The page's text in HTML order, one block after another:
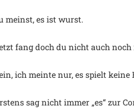
meinst, es ist wurst.
fang doch du nicht auch
ich meinte nur, es spielt keine
sag nicht immer „es“ zur